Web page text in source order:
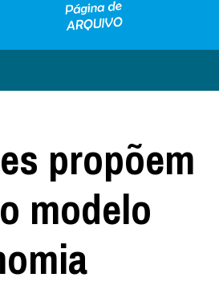
propõem
modelo